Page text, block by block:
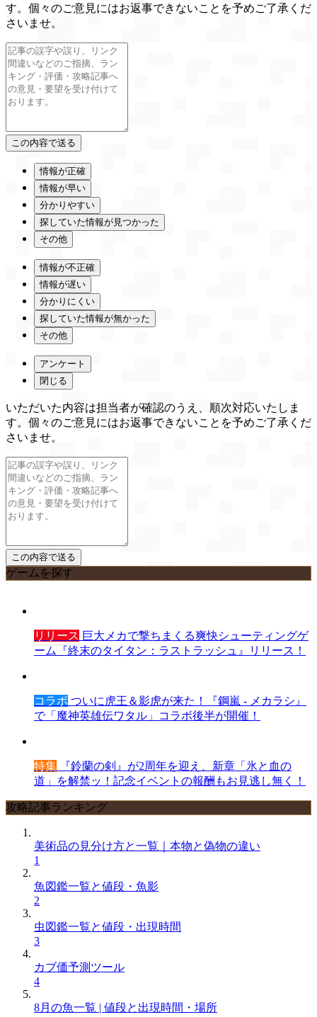
す。個々のご意見にはお返事できないことを予めご了承くだ
さいませ。
情報が正確
情報が早い
分かりやすい
探していた情報が見つかった
その他
情報が不正確
情報が遅い
分かりにくい
探していた情報が無かった
その他
アンケート
閉じる
いただいた内容は担当者が確認のうえ、順次対応いたしま
す。個々のご意見にはお返事できないことを予めご了承くだ
さいませ。
ゲームを探す
リリース 巨大メカで撃ちまくる爽快シューティングゲ
ーム『終末のタイタン：ラストラッシュ』リリース！
コラボ ついに虎王＆影虎が来た！『鋼嵐 - メカラシ』
で「魔神英雄伝ワタル」コラボ後半が開催！
特集 『鈴蘭の剣』が2周年を迎え、新章「氷と血の
道」を解禁ッ！記念イベントの報酬もお見逃し無く！
攻略記事ランキング
美術品の見分け方と一覧｜本物と偽物の違い
1
魚図鑑一覧と値段・魚影
2
虫図鑑一覧と値段・出現時間
3
カブ価予測ツール
4
8月の魚一覧 | 値段と出現時間・場所